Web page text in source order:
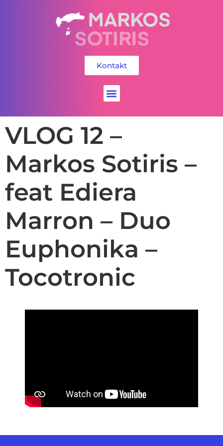
Kontakt
VLOG 12 –
Markos Sotiris –
feat Ediera
Marron – Duo
Euphonika –
Tocotronic